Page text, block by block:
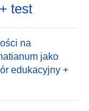
test
na
jako
edukacyjny +